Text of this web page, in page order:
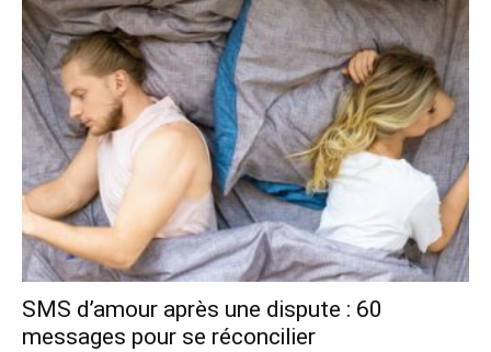
SMS d’amour après une dispute : 60
messages pour se réconcilier